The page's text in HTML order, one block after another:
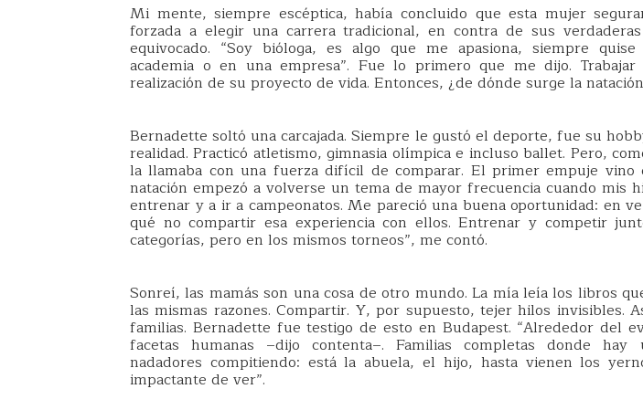
Mi mente, siempre escéptica, había concluido que esta mujer
forzada a elegir una carrera tradicional, en contra de sus verdaderas
equivocado. “Soy bióloga, es algo que me apasiona, siempre
academia o en una empresa”. Fue lo primero que me dijo.
realización de su proyecto de vida. Entonces, ¿de dónde surge la
Bernadette soltó una carcajada. Siempre le gustó el deporte, fue su
realidad. Practicó atletismo, gimnasia olímpica e incluso ballet. Pero,
la llamaba con una fuerza difícil de comparar. El primer empuje vino
natación empezó a volverse un tema de mayor frecuencia cuando mis
entrenar y a ir a campeonatos. Me pareció una buena oportunidad: en
qué no compartir esa experiencia con ellos. Entrenar y competir
categorías, pero en los mismos torneos”, me contó.
Sonreí, las mamás son una cosa de otro mundo. La mía leía los libros
las mismas razones. Compartir. Y, por supuesto, tejer hilos invisibles.
familias. Bernadette fue testigo de esto en Budapest. “Alrededor del
facetas humanas –dijo contenta–. Familias completas donde
nadadores compitiendo: está la abuela, el hijo, hasta vienen los
impactante de ver”.